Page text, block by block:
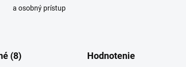
a osobný prístup
(8) Hodnotenie